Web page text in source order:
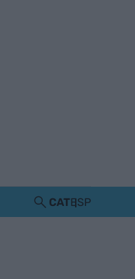
CATESP